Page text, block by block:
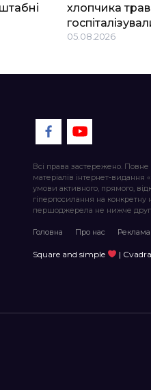
хлопчика
05.08.2026
Всі права застережено.
матеріалів інтернет-видання
умови активного, прямого,
гіперпосилання на конкретну
першоджерела не нижче
Головна Про нас Реклама
Square and simple |